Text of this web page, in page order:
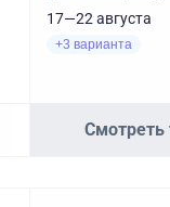
17—22 августа
+3 варианта
Смотреть